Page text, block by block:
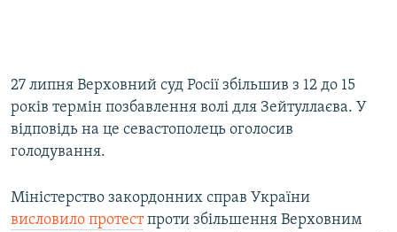
27 липня Верховний суд Росії збільшив з 12 до 15
років термін позбавлення волі для Зейтуллаєва. У
відповідь на це севастополець оголосив
голодування.
Міністерство закордонних справ України
висловило протестпроти збільшення Верховним